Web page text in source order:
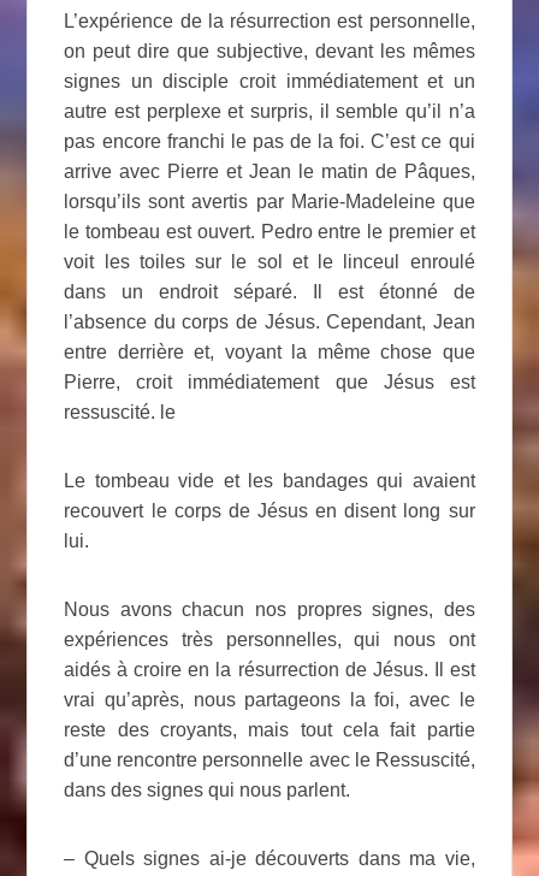
L’expérience de la résurrection est personnelle,
on peut dire que subjective, devant les mêmes
signes un disciple croit immédiatement et un
autre est perplexe et surpris, il semble qu’il n’a
pas encore franchi le pas de la foi. C’est ce qui
arrive avec Pierre et Jean le matin de Pâques,
lorsqu’ils sont avertis par Marie-Madeleine que
le tombeau est ouvert. Pedro entre le premier et
voit les toiles sur le sol et le linceul enroulé
dans un endroit séparé. Il est étonné de
l’absence du corps de Jésus. Cependant, Jean
entre derrière et, voyant la même chose que
Pierre, croit immédiatement que Jésus est
ressuscité. le
Le tombeau vide et les bandages qui avaient
recouvert le corps de Jésus en disent long sur
lui.
Nous avons chacun nos propres signes, des
expériences très personnelles, qui nous ont
aidés à croire en la résurrection de Jésus. Il est
vrai qu’après, nous partageons la foi, avec le
reste des croyants, mais tout cela fait partie
d’une rencontre personnelle avec le Ressuscité,
dans des signes qui nous parlent.
– Quels signes ai-je découverts dans ma vie,